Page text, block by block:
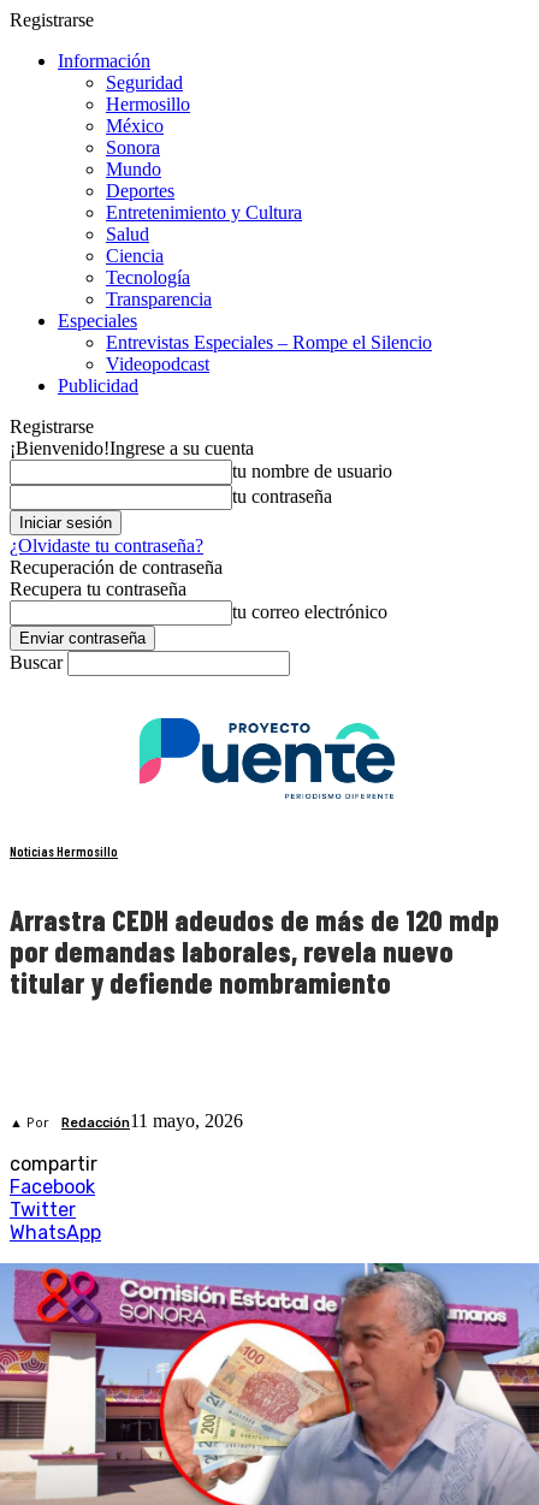
Registrarse
Información
Seguridad
Hermosillo
México
Sonora
Mundo
Deportes
Entretenimiento y Cultura
Salud
Ciencia
Tecnología
Transparencia
Especiales
Entrevistas Especiales – Rompe el Silencio
Videopodcast
Publicidad
Registrarse
¡Bienvenido!Ingrese a su cuenta
tu nombre de usuario
tu contraseña
¿Olvidaste tu contraseña?
Recuperación de contraseña
Recupera tu contraseña
tu correo electrónico
Buscar
Noticias Hermosillo
Arrastra CEDH adeudos de más de 120 mdp
por demandas laborales, revela nuevo
titular y defiende nombramiento
▲ Por Redacción11 mayo, 2026
compartir
Facebook
Twitter
WhatsApp